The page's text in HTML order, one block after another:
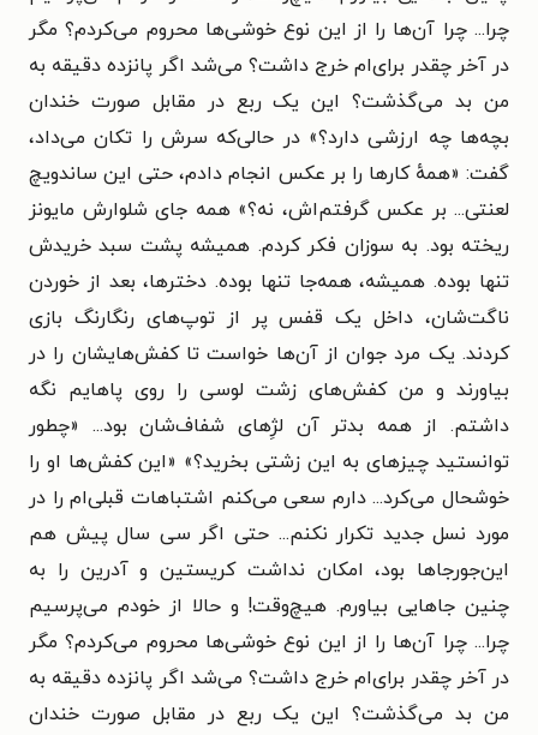
چرا... چرا آن‌ها را از این نوع خوشی‌ها محروم می‌کردم؟ مگر
در آخر چقدر برای‌ام خرج داشت؟ می‌شد اگر پانزده دقیقه به
من بد می‌گذشت؟ این یک ربع در مقابل صورت خندان
بچه‌ها چه ارزشی دارد؟» در حالی‌که سرش را تکان می‌داد،
گفت: «همهٔ کارها را بر عکس انجام دادم، حتی این ساندویچ
لعنتی... بر عکس گرفتم‌اش، نه؟» همه جای شلوارش مایونز
ریخته بود. به سوزان فکر کردم. همیشه پشت سبد خریدش
تنها بوده. همیشه، همه‌جا تنها بوده. دخترها، بعد از خوردن
ناگت‌شان، داخل یک قفس پر از توپ‌های رنگارنگ بازی
کردند. یک مرد جوان از آن‌ها خواست تا کفش‌هایشان را در
بیاورند و من کفش‌های زشت لوسی را روی پاهایم نگه
داشتم. از همه بدتر آن لژِهای شفاف‌شان بود... «چطور
توانستید چیزهای به این زشتی بخرید؟» «این کفش‌ها او را
خوشحال می‌کرد... دارم سعی می‌کنم اشتباهات قبلی‌ام را در
مورد نسل جدید تکرار نکنم... حتی اگر سی سال پیش هم
این‌جورجاها بود، امکان نداشت کریستین و آدرین را به
چنین جاهایی بیاورم. هیچ‌وقت! و حالا از خودم می‌پرسیم
چرا... چرا آن‌ها را از این نوع خوشی‌ها محروم می‌کردم؟ مگر
در آخر چقدر برای‌ام خرج داشت؟ می‌شد اگر پانزده دقیقه به
من بد می‌گذشت؟ این یک ربع در مقابل صورت خندان